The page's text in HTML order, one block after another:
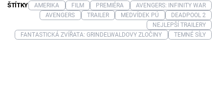
ŠTÍTKY AMERIKA FILM PREMIÉRA
AVENGERS: INFINITY WAR
AVENGERS
TRAILER MEDVÍDEK PÚ
DEADPOOL 2
NEJLEPŠÍ TRAILERY
FANTASTICKÁ ZVÍŘATA: GRINDELWALDOVY ZLOČINY
TEMNÉ SÍLY